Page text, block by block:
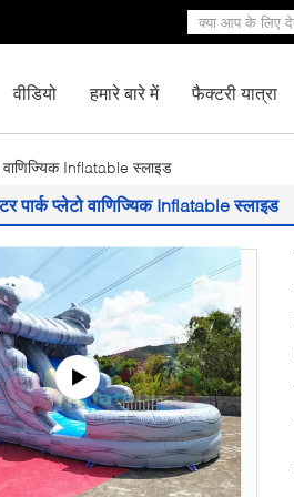
वीडियो हमारे बारे में फैक्टरी यात्रा
वाणिज्यिक Inflatable स्लाइड
पार्क प्लेटो वाणिज्यिक Inflatable स्लाइड